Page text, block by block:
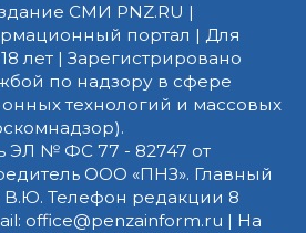
СМИ PNZ.RU |
портал | Для
лет | Зарегистрировано
по надзору в сфере
технологий и массовых
ЭЛ № ФС 77 - 82747 от
ООО «ПНЗ». Главный
Телефон редакции 8
office@penzainform.ru | На